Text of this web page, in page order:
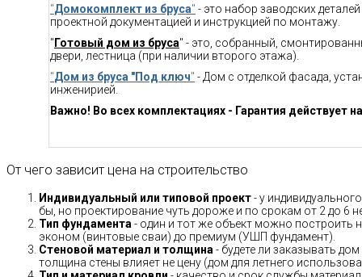
"Домокомплект из бруса" - это набор заводских
проектной документацией и инструкцией по монтажу.
" Готовый дом из бруса" - это, собранный,
двери, лестница (при наличии второго этажа).
"Дом из бруса "Под ключ" - Дом с отделкой фасада,
инженирией.
Важно! Во всех комплектациях - Гарантия действует
От чего зависит цена на строительство
Индивидуальный или типовой проект- у
бы, но проектирование чуть дороже и по срокам от 2 до 6
Тип фундамента - один и тот же объект можно построить
эконом (винтовые сваи) до премиум (УШП фундамент).
Стеновой материал и толщина - будете ли заказывать
толщина стены влияет не цену (дом для летнего